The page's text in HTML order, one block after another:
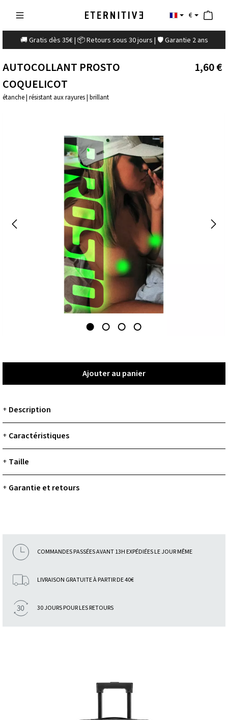
€
🚚 Gratis dès 35€ | 📦 Retours sous 30 jours | 🛡️ Garantie 2 ans
AUTOCOLLANT PROSTO
COQUELICOT
étanche | résistant aux rayures | brillant
1,60 €
Ajouter au panier
Ajouter au panier
+ Description
+ Caractéristiques
+ Taille
+ Garantie et retours
COMMANDES PASSÉES AVANT 13H EXPÉDIÉES LE JOUR MÊME
LIVRAISON GRATUITE À PARTIR DE 40€
30 JOURS POUR LES RETOURS